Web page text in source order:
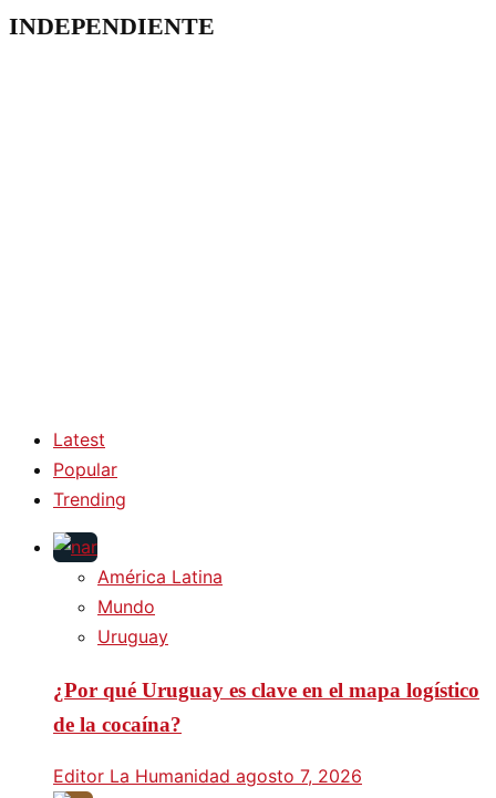
INDEPENDIENTE
Latest
Popular
Trending
América Latina
Mundo
Uruguay
¿Por qué Uruguay es clave en el mapa logístico
de la cocaína?
Editor La Humanidad agosto 7, 2026